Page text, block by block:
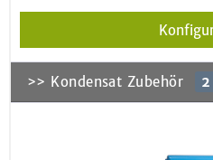
>> Kondensat Zubehör 2